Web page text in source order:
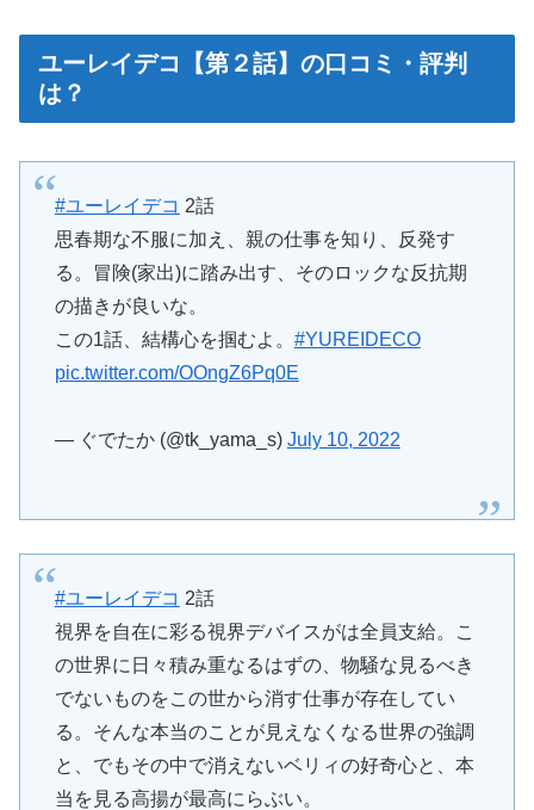
ユーレイデコ【第２話】の口コミ・評判
は？
#ユーレイデコ 2話
思春期な不服に加え、親の仕事を知り、反発す
る。冒険(家出)に踏み出す、そのロックな反抗期
の描きが良いな。
この1話、結構心を掴むよ。 #YUREIDECO
pic.twitter.com/OOngZ6Pq0E
— ぐでたか (@tk_yama_s) July 10, 2022
#ユーレイデコ 2話
視界を自在に彩る視界デバイスがは全員支給。こ
の世界に日々積み重なるはずの、物騒な見るべき
でないものをこの世から消す仕事が存在してい
る。そんな本当のことが見えなくなる世界の強調
と、でもその中で消えないベリィの好奇心と、本
当を見る高揚が最高にらぶい。